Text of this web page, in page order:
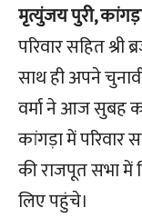
मृत्युंजय पुरी,
परिवार सहित श्री
साथ ही अपने
वर्मा ने आज सुबह
कांगड़ा में परिवार
की राजपूत सभा
लिए पहुंचे।